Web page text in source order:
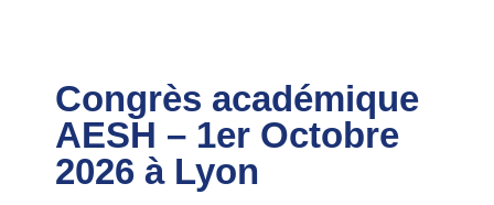
Congrès académique
AESH – 1er Octobre
2026 à Lyon